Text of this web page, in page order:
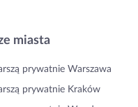
miasta
prywatnie Warszawa
prywatnie Kraków